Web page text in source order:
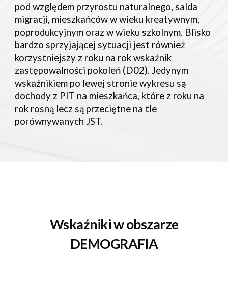
pod względem przyrostu naturalnego, salda
migracji, mieszkańców w wieku kreatywnym,
poprodukcyjnym oraz w wieku szkolnym. Blisko
bardzo sprzyjającej sytuacji jest również
korzystniejszy z roku na rok wskaźnik
zastępowalności pokoleń (D02). Jedynym
wskaźnikiem po lewej stronie wykresu są
dochody z PIT na mieszkańca, które z roku na
rok rosną lecz są przeciętne na tle
porównywanych JST.
Wskaźniki w obszarze
DEMOGRAFIA